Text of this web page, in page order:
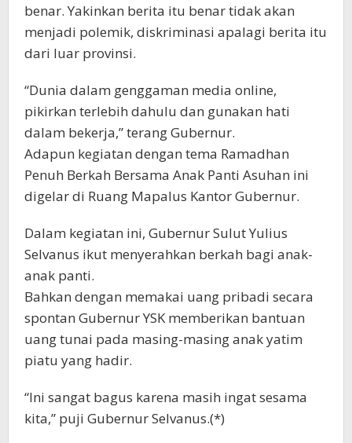
benar. Yakinkan berita itu benar tidak akan
menjadi polemik, diskriminasi apalagi berita itu
dari luar provinsi.
“Dunia dalam genggaman media online,
pikirkan terlebih dahulu dan gunakan hati
dalam bekerja,” terang Gubernur.
Adapun kegiatan dengan tema Ramadhan
Penuh Berkah Bersama Anak Panti Asuhan ini
digelar di Ruang Mapalus Kantor Gubernur.
Dalam kegiatan ini, Gubernur Sulut Yulius
Selvanus ikut menyerahkan berkah bagi anak-
anak panti.
Bahkan dengan memakai uang pribadi secara
spontan Gubernur YSK memberikan bantuan
uang tunai pada masing-masing anak yatim
piatu yang hadir.
“Ini sangat bagus karena masih ingat sesama
kita,” puji Gubernur Selvanus.(*)